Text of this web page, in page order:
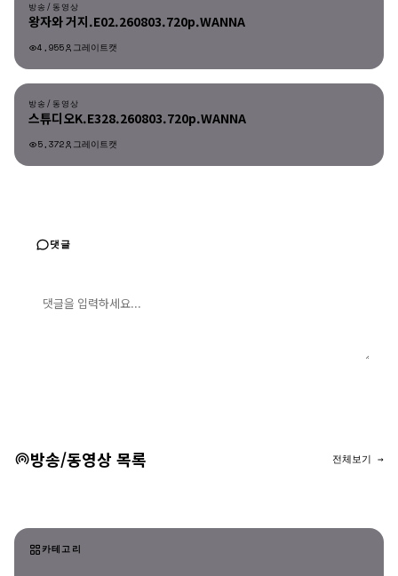
방송/동영상
왕자와 거지.E02.260803.720p.WANNA
4,955 그레이트캣
방송/동영상
방송/동영상
스튜디오K.E328.260803.720p.WANNA
5,372 그레이트캣
댓글
방송/동영상 목록 전체보기 →
카테고리